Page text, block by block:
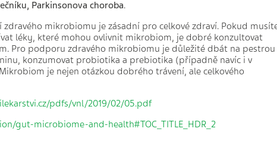
Parkinsonova choroba.
mikrobiomu je zásadní pro celkové zdraví. Pokud
léky, které mohou ovlivnit mikrobiom, je dobré konzultovat
Pro podporu zdravého mikrobiomu je důležité dbát na pestrou
konzumovat probiotika a prebiotika (případně navíc i v
je nejen otázkou dobrého trávení, ale celkového
pdfs/vnl/2019/02/05.pdf
gut-microbiome-and-health#TOC_TITLE_HDR_2